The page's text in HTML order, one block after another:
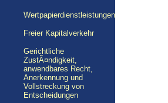
Wertpapierdienstleistungen
Freier Kapitalverkehr
Gerichtliche
ZustÃ¤ndigkeit,
anwendbares Recht,
Anerkennung und
Vollstreckung von
Entscheidungen